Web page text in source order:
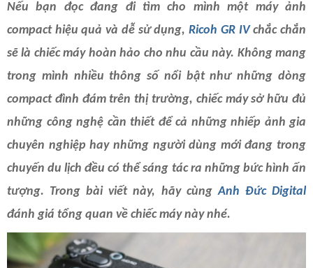
Nếu bạn đọc đang đi tìm cho mình một máy ảnh
compact hiệu quả và dễ sử dụng,Ricoh GR IVchắc chắn
sẽ là chiếc máy hoàn hảo cho nhu cầu này. Không mang
trong mình nhiều thông số nổi bật như những dòng
compact đình đám trên thị trường, chiếc máy sở hữu đủ
những công nghệ cần thiết để cả những nhiếp ảnh gia
chuyên nghiệp hay những người dùng mới đang trong
chuyến du lịch đều có thể sáng tác ra những bức hình ấn
tượng. Trong bài viết này, hãy cùngAnh Đức Digital
đánh giá tổng quan về chiếc máy này nhé.